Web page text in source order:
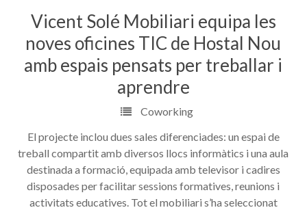
Vicent Solé Mobiliari equipa les
noves oficines TIC de Hostal Nou
amb espais pensats per treballar i
aprendre
Coworking
El projecte inclou dues sales diferenciades: un espai de
treball compartit amb diversos llocs informàtics i una aula
destinada a formació, equipada amb televisor i cadires
disposades per facilitar sessions formatives, reunions i
activitats educatives. Tot el mobiliari s’ha seleccionat